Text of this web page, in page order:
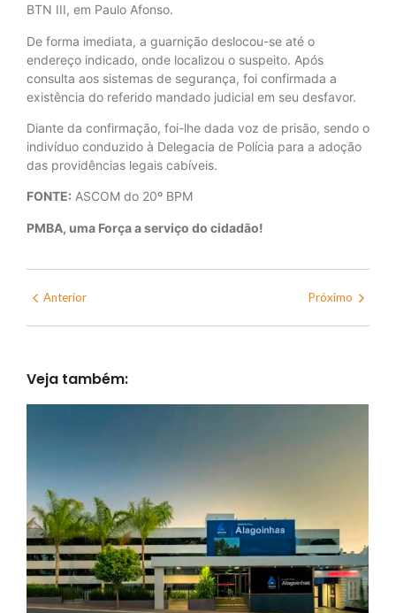
BTN III, em Paulo Afonso.
De forma imediata, a guarnição deslocou-se até o
endereço indicado, onde localizou o suspeito. Após
consulta aos sistemas de segurança, foi confirmada a
existência do referido mandado judicial em seu desfavor.
Diante da confirmação, foi-lhe dada voz de prisão, sendo o
indivíduo conduzido à Delegacia de Polícia para a adoção
das providências legais cabíveis.
FONTE: ASCOM do 20º BPM
PMBA, uma Força a serviço do cidadão!
Anterior Próximo
Veja também: